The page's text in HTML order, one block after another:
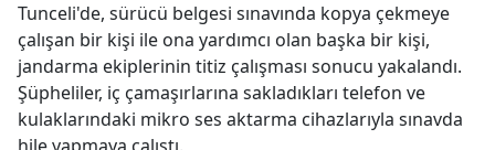
Tunceli'de, sürücü belgesi sınavında kopya çekmeye
çalışan bir kişi ile ona yardımcı olan başka bir kişi,
jandarma ekiplerinin titiz çalışması sonucu yakalandı.
Şüpheliler, iç çamaşırlarına sakladıkları telefon ve
kulaklarındaki mikro ses aktarma cihazlarıyla sınavda